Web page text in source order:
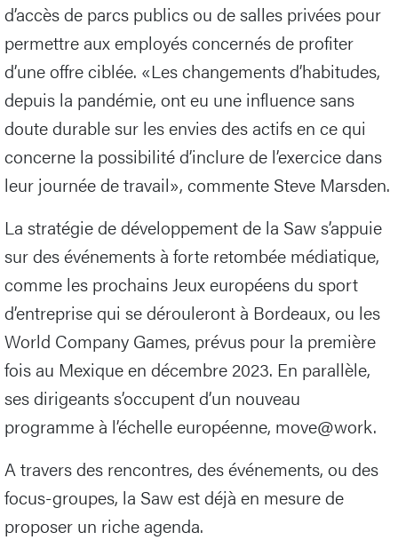
d’accès de parcs publics ou de salles privées pour
permettre aux employés concernés de profiter
d’une offre ciblée. «Les changements d’habitudes,
depuis la pandémie, ont eu une influence sans
doute durable sur les envies des actifs en ce qui
concerne la possibilité d’inclure de l’exercice dans
leur journée de travail», commente Steve Marsden.
La stratégie de développement de la Saw s’appuie
sur des événements à forte retombée médiatique,
comme les prochains Jeux européens du sport
d’entreprise qui se dérouleront à Bordeaux, ou les
World Company Games, prévus pour la première
fois au Mexique en décembre 2023. En parallèle,
ses dirigeants s’occupent d’un nouveau
programme à l’échelle européenne, move@work.
A travers des rencontres, des événements, ou des
focus-groupes, la Saw est déjà en mesure de
proposer un riche agenda.